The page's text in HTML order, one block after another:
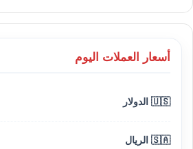
أسعار العملات اليوم
🇺🇸 الدولار
🇸🇦 الريال